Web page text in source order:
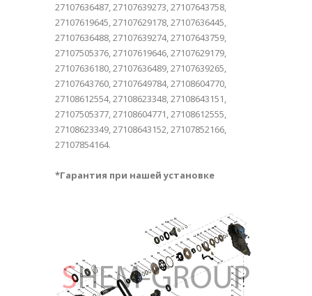
27107636487, 27107639273, 27107643758,
27107619645, 27107629178, 27107636445,
27107636488, 27107639274, 27107643759,
27107505376, 27107619646, 27107629179,
27107636180, 27107636489, 27107639265,
27107643760, 27107649784, 27108604770,
27108612554, 27108623348, 27108643151,
27107505377, 27108604771, 27108612555,
27108623349, 27108643152, 27107852166,
27107854164.
*Гарантия при нашей установке